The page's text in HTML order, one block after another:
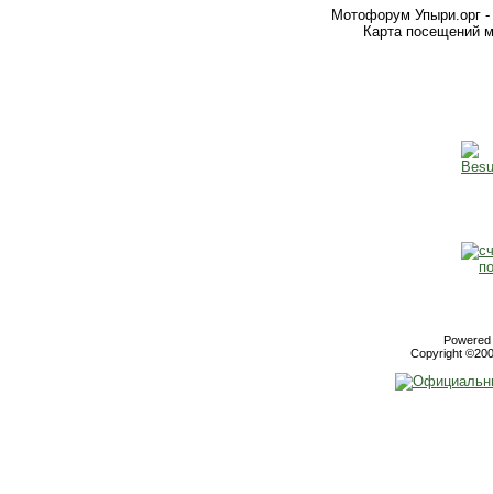
Мотофорум Упыри.орг -
Карта посещений
Copyright